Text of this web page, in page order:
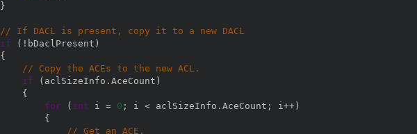
}
// If DACL is present, copy it to a new DACL
if
( ! bDaclPresent )
{
// Copy the ACEs to the new ACL.
if
( aclSizeInfo . AceCount )
{
for
( int i = 0 ; i < aclSizeInfo . AceCount ; i++ )
{
// Get an ACE.